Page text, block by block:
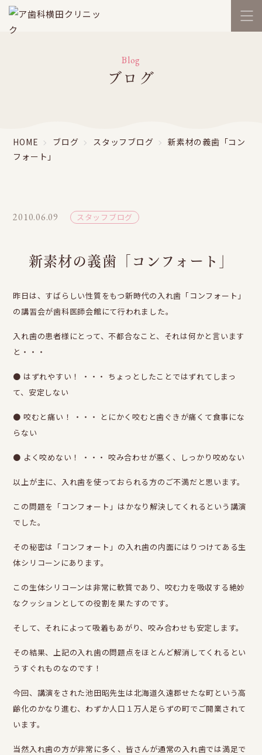
Blog
ブログ
HOME ブログ スタッフブログ
新素材の義歯「コン
フォート」
2010.06.09 スタッフブログ
新素材の義歯「コンフォート」
昨日は、すばらしい性質をもつ新時代の入れ歯「コンフォート」
の講習会が歯科医師会館にて行われました。
入れ歯の患者様にとって、不都合なこと、それは何かと言います
と・・・
● はずれやすい！ ・・・ ちょっとしたことではずれてしまっ
て、安定しない
● 咬むと痛い！ ・・・ とにかく咬むと歯ぐきが痛くて食事にな
らない
● よく咬めない！ ・・・ 咬み合わせが悪く、しっかり咬めない
以上が主に、入れ歯を使っておられる方のご不満だと思います。
この問題を「コンフォート」はかなり解決してくれるという講演
でした。
その秘密は「コンフォート」の入れ歯の内面にはりつけてある生
体シリコーンにあります。
この生体シリコーンは非常に軟質であり、咬む力を吸収する絶妙
なクッションとしての役割を果たすのです。
そして、それによって吸着もあがり、咬み合わせも安定します。
その結果、上記の入れ歯の問題点をほとんど解消してくれるとい
うすぐれものなのです！
今回、講演をされた池田昭先生は北海道久遠郡せたな町という高
齢化のかなり進む、わずか人口１万人足らずの町でご開業されて
います。
当然入れ歯の方が非常に多く、皆さんが通常の入れ歯では満足で